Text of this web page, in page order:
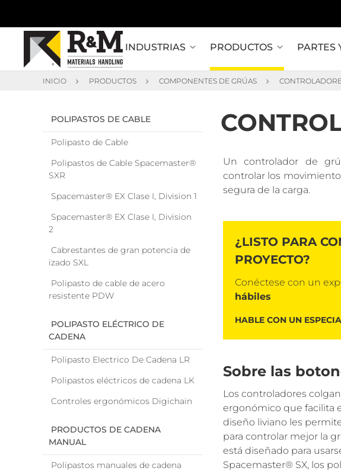
INDUSTRIAS PRODUCTOS PARTES
INICIO PRODUCTOS COMPONENTES DE GRÚAS
POLIPASTOS DE CABLE
Polipasto de Cable
Polipastos de Cable Spacemaster®
SXR
Spacemaster® EX Clase I, Division 1
Spacemaster® EX Clase I, Division
2
Cabrestantes de gran potencia de
izado SXL
Polipasto de cable de acero
resistente PDW
POLIPASTO ELÉCTRICO DE
CADENA
Polipasto Electrico De Cadena LR
Polipastos eléctricos de cadena LK
Controles ergonómicos Digichain
PRODUCTOS DE CADENA
MANUAL
Polipastos manuales de cadena
Un controlador de
controlar los
segura de la carga.
¿LISTO PARA
PROYECTO?
Conéctese con un
hábiles
HABLE CON UN
Sobre las
Los controladores
ergonómico que facilita
diseño liviano les
para controlar mejor la
está diseñado para
Spacemaster® SX, los